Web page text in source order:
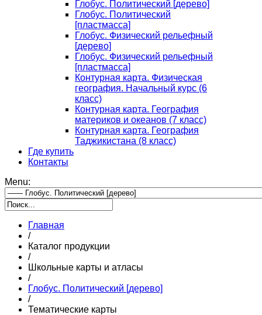
Глобус. Политический [дерево]
Глобус. Политический
[пластмасса]
Глобус. Физический рельефный
[дерево]
Глобус. Физический рельефный
[пластмасса]
Контурная карта. Физическая
география. Начальный курс (6
класс)
Контурная карта. География
материков и океанов (7 класс)
Контурная карта. География
Таджикистана (8 класс)
Где купить
Контакты
Menu:
Главная
/
Каталог продукции
/
Школьные карты и атласы
/
Глобус. Политический [дерево]
/
Тематические карты